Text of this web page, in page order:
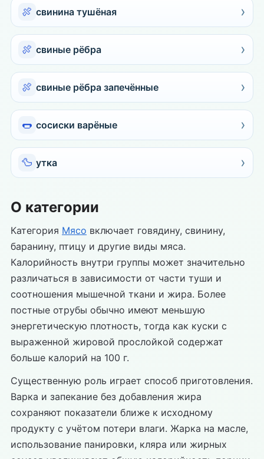
🍖 свинина тушёная ›
🍖 свиные рёбра ›
🍖 свиные рёбра запечённые ›
🌭 сосиски варёные ›
🦆 утка ›
О категории
Категория Мясо включает говядину, свинину,
баранину, птицу и другие виды мяса.
Калорийность внутри группы может значительно
различаться в зависимости от части туши и
соотношения мышечной ткани и жира. Более
постные отрубы обычно имеют меньшую
энергетическую плотность, тогда как куски с
выраженной жировой прослойкой содержат
больше калорий на 100 г.
Существенную роль играет способ приготовления.
Варка и запекание без добавления жира
сохраняют показатели ближе к исходному
продукту с учётом потери влаги. Жарка на масле,
использование панировки, кляра или жирных